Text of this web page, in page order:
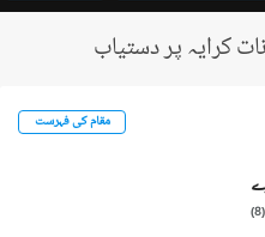
(
8
)
مقام کی فہرست